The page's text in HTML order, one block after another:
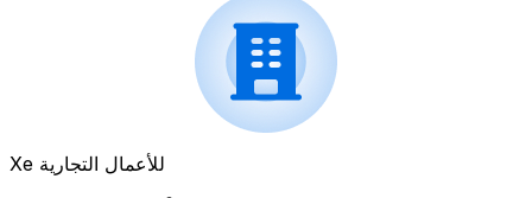
Xe للأعمال التجارية